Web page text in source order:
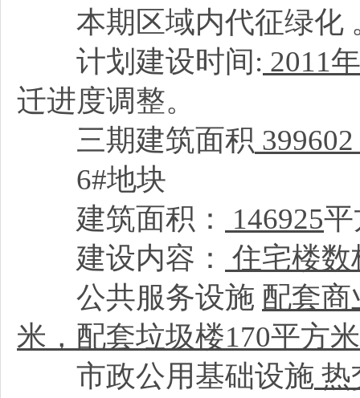
本期区域内代征绿化
计划建设时间: 2011
迁进度调整。
三期建筑面积
6#地块
建筑面积：
146925
建设内容：
住宅楼数
公共服务设施 配套
米，配套垃圾楼170平方
市政公用基础设施 热